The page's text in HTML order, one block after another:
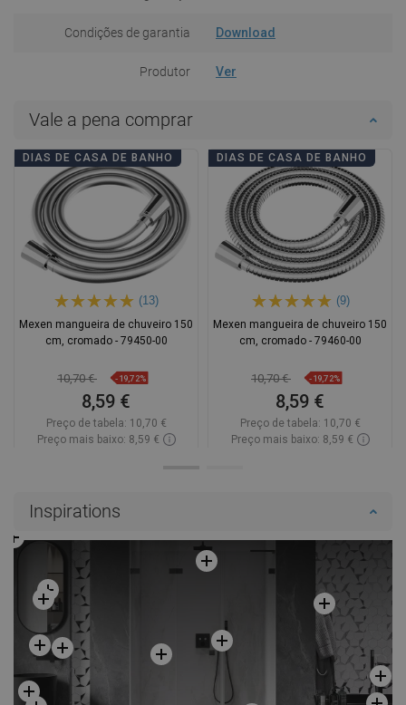
Condições de garantia Download
Produtor Ver
Vale a pena comprar
DIAS DE CASA DE BANHO
(13)
Mexen mangueira de chuveiro 150
cm, cromado - 79450-00
10,70 € -19,72%
8,59 €
Preço de tabela: 10,70 €
Preço mais baixo: 8,59 €
DIAS DE CASA DE BANHO
(9)
Mexen mangueira de chuveiro 150
cm, cromado - 79460-00
10,70 € -19,72%
8,59 €
Preço de tabela: 10,70 €
Preço mais baixo: 8,59 €
Inspirations